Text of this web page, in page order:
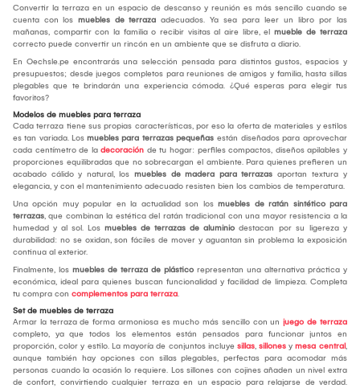
Convertir la terraza en un espacio de descanso y reunión es más sencillo cuando se
cuenta con los muebles de terraza adecuados. Ya sea para leer un libro por las
mañanas, compartir con la familia o recibir visitas al aire libre, el mueble de terraza
correcto puede convertir un rincón en un ambiente que se disfruta a diario.
En Oechsle.pe encontrarás una selección pensada para distintos gustos, espacios y
presupuestos; desde juegos completos para reuniones de amigos y familia, hasta sillas
plegables que te brindarán una experiencia cómoda. ¿Qué esperas para elegir tus
favoritos?
Modelos de muebles para terraza
Cada terraza tiene sus propias características, por eso la oferta de materiales y estilos
es tan variada. Los muebles para terrazas pequeñas están diseñados para aprovechar
cada centímetro de la decoración de tu hogar: perfiles compactos, diseños apilables y
proporciones equilibradas que no sobrecargan el ambiente. Para quienes prefieren un
acabado cálido y natural, los muebles de madera para terrazas aportan textura y
elegancia, y con el mantenimiento adecuado resisten bien los cambios de temperatura.
Una opción muy popular en la actualidad son los muebles de ratán sintético para
terrazas, que combinan la estética del ratán tradicional con una mayor resistencia a la
humedad y al sol. Los muebles de terrazas de aluminio destacan por su ligereza y
durabilidad: no se oxidan, son fáciles de mover y aguantan sin problema la exposición
continua al exterior.
Finalmente, los muebles de terraza de plástico representan una alternativa práctica y
económica, ideal para quienes buscan funcionalidad y facilidad de limpieza. Completa
tu compra con complementos para terraza.
Set de muebles de terraza
Armar la terraza de forma armoniosa es mucho más sencillo con un juego de terraza
completo, ya que todos los elementos están pensados para funcionar juntos en
proporción, color y estilo. La mayoría de conjuntos incluye sillas, sillones y mesa central,
aunque también hay opciones con sillas plegables, perfectas para acomodar más
personas cuando la ocasión lo requiere. Los sillones con cojines añaden un nivel extra
de confort, convirtiendo cualquier terraza en un espacio para relajarse de verdad.